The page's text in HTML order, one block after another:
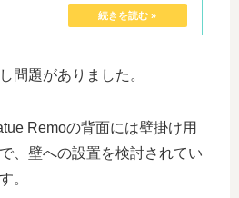
問題がありました。
Remoの背面には壁掛け用
、壁への設置を検討されてい
。